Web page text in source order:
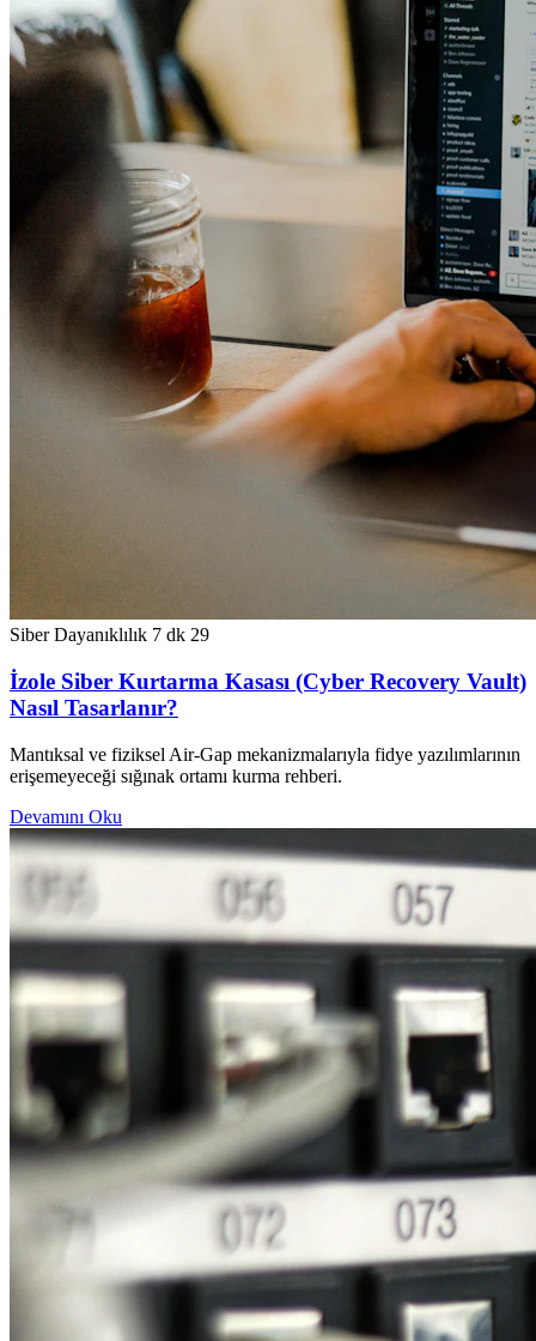
Siber Dayanıklılık 7 dk 29
İzole Siber Kurtarma Kasası (Cyber Recovery Vault)
Nasıl Tasarlanır?
Mantıksal ve fiziksel Air-Gap mekanizmalarıyla fidye yazılımlarının
erişemeyeceği sığınak ortamı kurma rehberi.
Devamını Oku